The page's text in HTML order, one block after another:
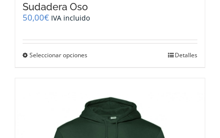
Sudadera Oso
50,00€ IVA incluido
Seleccionar opciones
variantes.
Las
opciones
se
Detalles